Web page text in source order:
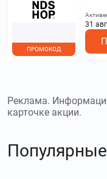
ПРОМОКОД
31
Реклама.
карточке акции.